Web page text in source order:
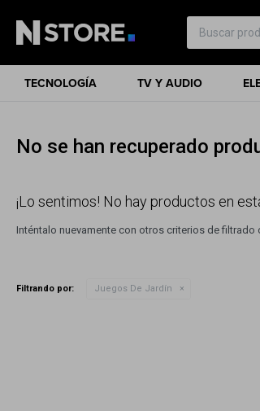
TECNOLOGÍA TV Y AUDIO
No se han recuperado
¡Lo sentimos! No hay productos en
Inténtalo nuevamente con otros criterios de
Filtrando por: Juegos De Jardín